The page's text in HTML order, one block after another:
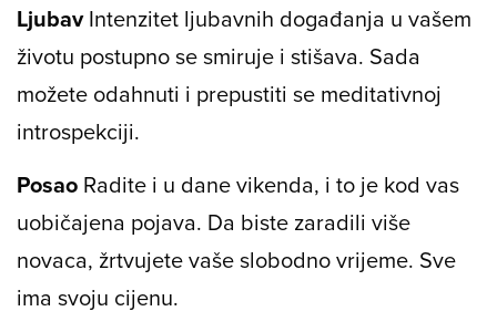
LjubavIntenzitet ljubavnih događanja u vašem
životu postupno se smiruje i stišava. Sada
možete odahnuti i prepustiti se meditativnoj
introspekciji.
Posao Radite i u dane vikenda, i to je kod vas
uobičajena pojava. Da biste zaradili više
novaca, žrtvujete vaše slobodno vrijeme. Sve
ima svoju cijenu.